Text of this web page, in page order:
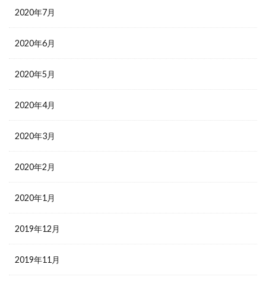
2020年7月
2020年6月
2020年5月
2020年4月
2020年3月
2020年2月
2020年1月
2019年12月
2019年11月